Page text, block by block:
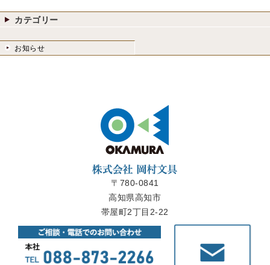
カテゴリー
お知らせ
〒780-0841
高知県高知市
帯屋町2丁目2-22